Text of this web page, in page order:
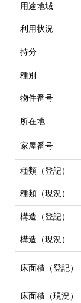
用途地域
利用状況
持分
種別
物件番号
所在地
家屋番号
種類（登記）
種類（現況）
構造（登記）
構造（現況）
床面積（登記）
床面積（現況）